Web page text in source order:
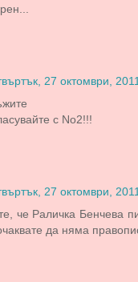
27 октомври, 2011
с No2!!!
27 октомври, 2011
че Раличка Бенчева
да няма